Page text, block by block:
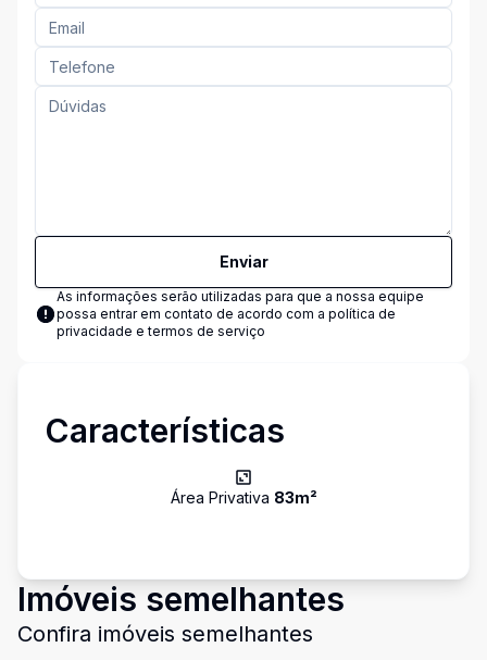
Enviar
As informações serão utilizadas para que a nossa equipe
possa entrar em contato de acordo com a política de
privacidade e termos de serviço
Características
Área Privativa 83m²
Imóveis semelhantes
Confira imóveis semelhantes